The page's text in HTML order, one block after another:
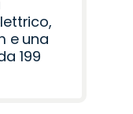
e una
199